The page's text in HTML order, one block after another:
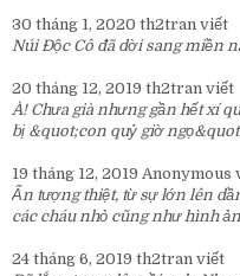
30 tháng 1, 2020 th2tran viết
Núi Độc Cô đã dời sang miền
20 tháng 12, 2019 th2tran viết
À! Chưa già nhưng gần hết xí
bị &quot;con quỷ giờ
19 tháng 12, 2019 Anonymous
Ấn tượng thiệt, từ sự lớn lên
các cháu nhỏ cũng như hình
24 tháng 6, 2019 th2tran viết